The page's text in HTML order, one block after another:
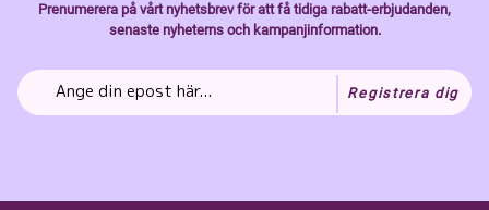
Prenumerera på vårt nyhetsbrev för att få tidiga rabatt-erbjudanden,
senaste nyheterns och kampanjinformation.
Registrera dig